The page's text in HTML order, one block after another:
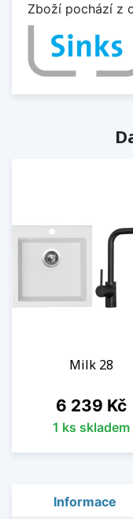
Zboží pochází z
Milk 28
Cena
6 239 Kč
1 ks skladem
Informace